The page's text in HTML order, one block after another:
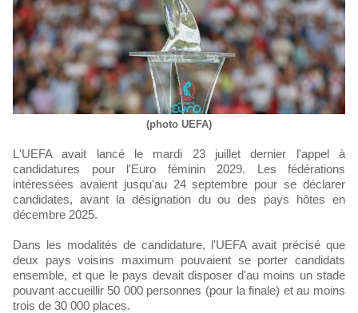
(photo UEFA)
L'UEFA avait lancé le mardi 23 juillet dernier l'appel à
candidatures pour l'Euro féminin 2029. Les fédérations
intéressées avaient jusqu'au 24 septembre pour se déclarer
candidates, avant la désignation du ou des pays hôtes en
décembre 2025.
Dans les modalités de candidature, l'UEFA avait précisé que
deux pays voisins maximum pouvaient se porter candidats
ensemble, et que le pays devait disposer d'au moins un stade
pouvant accueillir 50 000 personnes (pour la finale) et au moins
trois de 30 000 places.